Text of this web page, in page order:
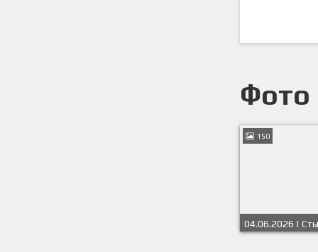
Фото
150
04.06.2026 |
СФЛ СПб 2025/